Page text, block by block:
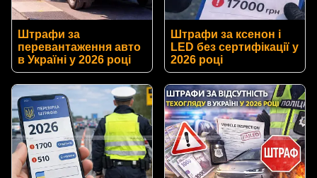
Штрафи за
перевантаження авто
в Україні у 2026 році
Штрафи за ксенон і
LED без сертифікації у
2026 році